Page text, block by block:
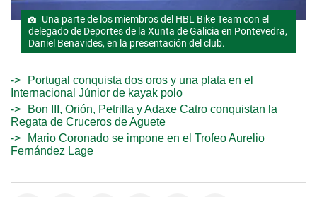
Una parte de los miembros del HBL Bike Team con el
delegado de Deportes de la Xunta de Galicia en Pontevedra,
Daniel Benavides, en la presentación del club.
Portugal conquista dos oros y una plata en el
Internacional Júnior de kayak polo
Bon III, Orión, Petrilla y Adaxe Catro conquistan la
Regata de Cruceros de Aguete
Mario Coronado se impone en el Trofeo Aurelio
Fernández Lage